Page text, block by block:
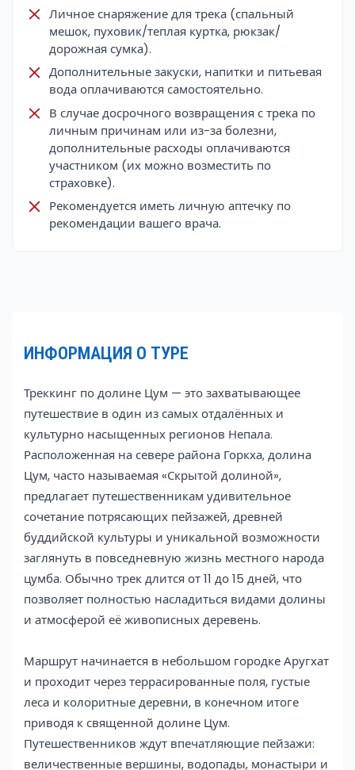
Личное снаряжение для трека (спальный
мешок, пуховик/теплая куртка, рюкзак/
дорожная сумка).
Дополнительные закуски, напитки и питьевая
вода оплачиваются самостоятельно.
В случае досрочного возвращения с трека по
личным причинам или из-за болезни,
дополнительные расходы оплачиваются
участником (их можно возместить по
страховке).
Рекомендуется иметь личную аптечку по
рекомендации вашего врача.
ИНФОРМАЦИЯ О ТУРЕ
Треккинг по долине Цум — это захватывающее
путешествие в один из самых отдалённых и
культурно насыщенных регионов Непала.
Расположенная на севере района Горкха, долина
Цум, часто называемая «Скрытой долиной»,
предлагает путешественникам удивительное
сочетание потрясающих пейзажей, древней
буддийской культуры и уникальной возможности
заглянуть в повседневную жизнь местного народа
цумба. Обычно трек длится от 11 до 15 дней, что
позволяет полностью насладиться видами долины
и атмосферой её живописных деревень.
Маршрут начинается в небольшом городке Аругхат
и проходит через террасированные поля, густые
леса и колоритные деревни, в конечном итоге
приводя к священной долине Цум.
Путешественников ждут впечатляющие пейзажи:
величественные вершины, водопады, монастыри и